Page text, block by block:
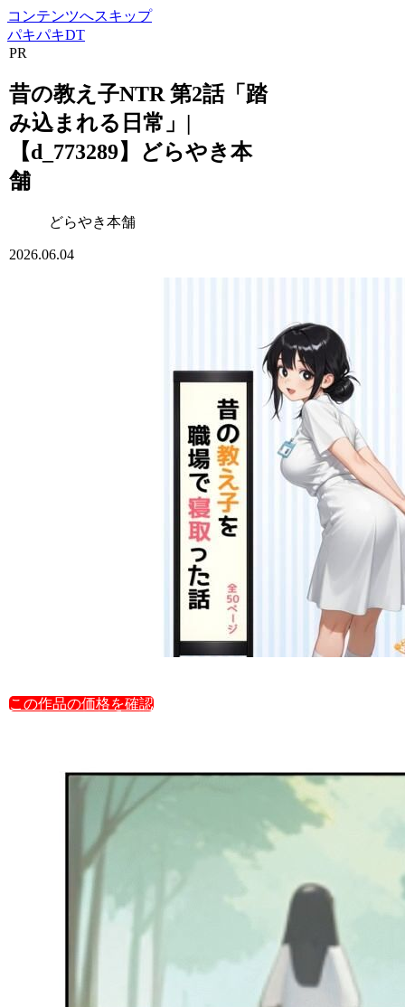
コンテンツへスキップ
パキパキDT
PR
昔の教え子NTR 第2話「踏
み込まれる日常」|
【d_773289】どらやき本
舗
どらやき本舗
2026.06.04
この作品の価格を確認